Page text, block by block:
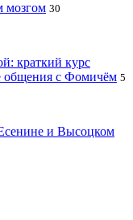
мозгом 30
краткий курс
общения с Фомичём 5
и Высоцком